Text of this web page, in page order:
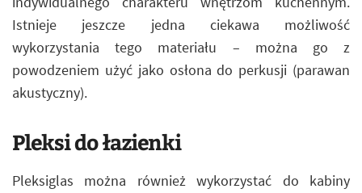
Istnieje jeszcze jedna ciekawa możliwość
wykorzystania tego materiału – można go z
powodzeniem użyć jako osłona do perkusji (parawan
akustyczny).
Pleksi do łazienki
Pleksiglas można również wykorzystać do kabiny